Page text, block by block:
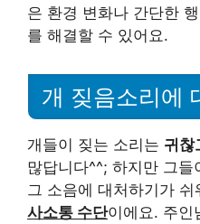
은 환경 변화나 간단한
를 해결할 수 있어요.
개 짖음소리에
개들이 짖는 소리는 귀찮
많답니다^^; 하지만 그
그 소음에 대처하기가
사소통 수단이에요. 주인